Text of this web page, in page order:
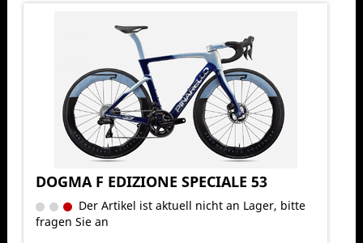
DOGMA F EDIZIONE SPECIALE 53
Der Artikel ist aktuell nicht an Lager, bitte
fragen Sie an